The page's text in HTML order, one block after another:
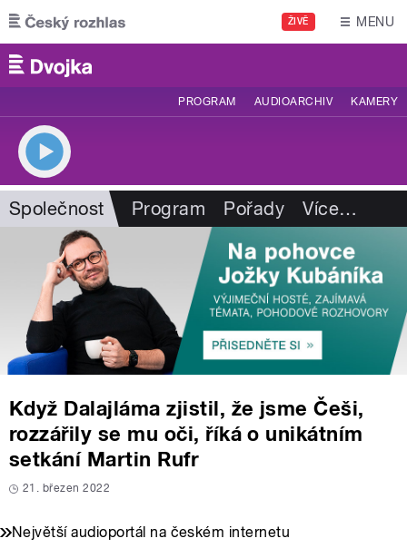
Přejít k hlavnímu obsahu
ŽIVĚ MENU
PROGRAM AUDIOARCHIV KAMERY
Společnost Program Pořady Více…
Když Dalajláma zjistil, že jsme Češi,
rozzářily se mu oči, říká o unikátním
setkání Martin Rufr
21. březen 2022
Největší audioportál na českém internetu